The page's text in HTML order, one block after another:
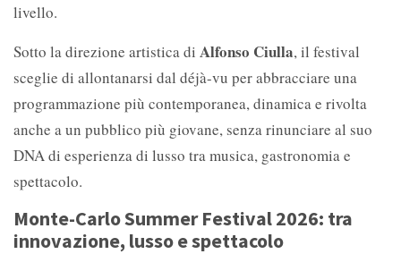
livello.
Sotto la direzione artistica di Alfonso Ciulla, il festival
sceglie di allontanarsi dal déjà-vu per abbracciare una
programmazione più contemporanea, dinamica e rivolta
anche a un pubblico più giovane, senza rinunciare al suo
DNA di esperienza di lusso tra musica, gastronomia e
spettacolo.
Monte-Carlo Summer Festival 2026: tra
innovazione, lusso e spettacolo